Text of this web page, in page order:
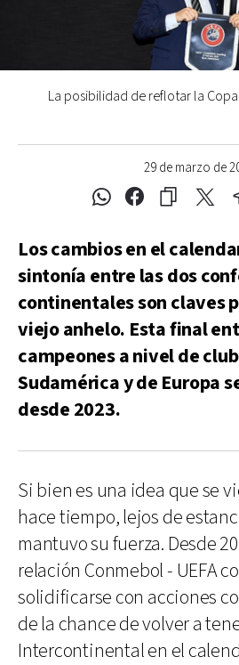
29 de marzo de
La posibilidad de reflotar la
Los cambios en el
sintonía entre las dos
continentales son claves
viejo anhelo. Esta final
campeones a nivel de
Sudamérica y de Europa
desde 2023.
Si bien es una idea que se
hace tiempo, lejos de
mantuvo su fuerza. Desde
relación Conmebol - UEFA
solidificarse con acciones
de la chance de volver a
Intercontinental en el